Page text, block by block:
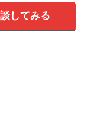
してみる